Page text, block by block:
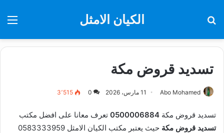
الكيان الامثل
تسديد قروض مكة
Abo Mohamed 11 مارس، 2026 0 3٬515
تسديد قروض مكة 0500006884 تعرف معانا على افضل مكتب
تسديد قروض مكة
حيث يعتبر مكتب الكيان الامثل 0583333959